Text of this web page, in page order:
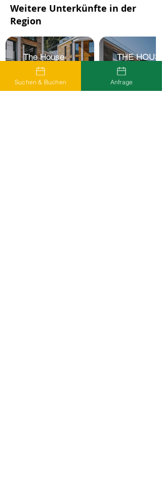
Weitere Unterkünfte in der
Region
The House
Zell am See
THE HOUSE
Zell am See
Suchen & Buchen Anfrage